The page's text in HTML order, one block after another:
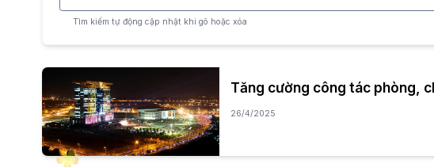
Tìm kiếm tự động cập nhật khi gõ hoặc xóa
Tăng cường công tác phòng,
26/4/2025